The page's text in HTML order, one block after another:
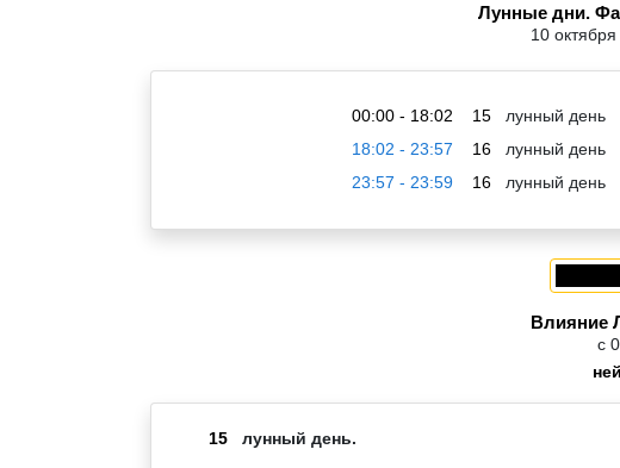
Лунные дни.
10
00:00 - 18:02 15 лунный день
18:02 - 23:57
16 лунный день
23:57 - 23:59
16 лунный день
Влияние
с
15 лунный день.